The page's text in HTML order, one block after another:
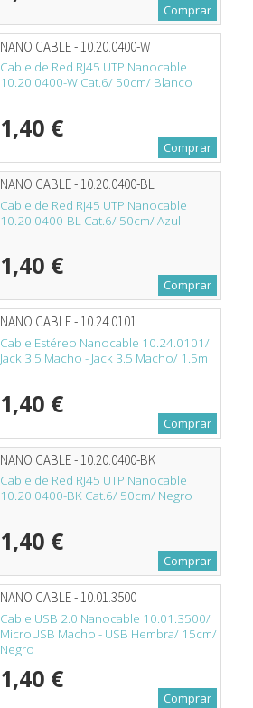
Comprar
NANO CABLE - 10.20.0400-W
Cable de Red RJ45 UTP Nanocable
10.20.0400-W Cat.6/ 50cm/ Blanco
1,40 €
Comprar
NANO CABLE - 10.20.0400-BL
Cable de Red RJ45 UTP Nanocable
10.20.0400-BL Cat.6/ 50cm/ Azul
1,40 €
Comprar
NANO CABLE - 10.24.0101
Cable Estéreo Nanocable 10.24.0101/
Jack 3.5 Macho - Jack 3.5 Macho/ 1.5m
1,40 €
Comprar
NANO CABLE - 10.20.0400-BK
Cable de Red RJ45 UTP Nanocable
10.20.0400-BK Cat.6/ 50cm/ Negro
1,40 €
Comprar
NANO CABLE - 10.01.3500
Cable USB 2.0 Nanocable 10.01.3500/
MicroUSB Macho - USB Hembra/ 15cm/
Negro
1,40 €
Comprar